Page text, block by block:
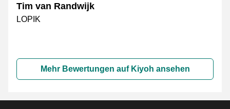
Tim van Randwijk
LOPIK
Mehr Bewertungen auf Kiyoh ansehen